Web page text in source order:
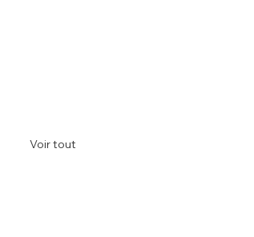
Voir tout